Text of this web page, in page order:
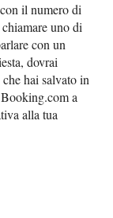
il numero di
uno di
con un
dovrai
che hai salvato in
a
alla tua